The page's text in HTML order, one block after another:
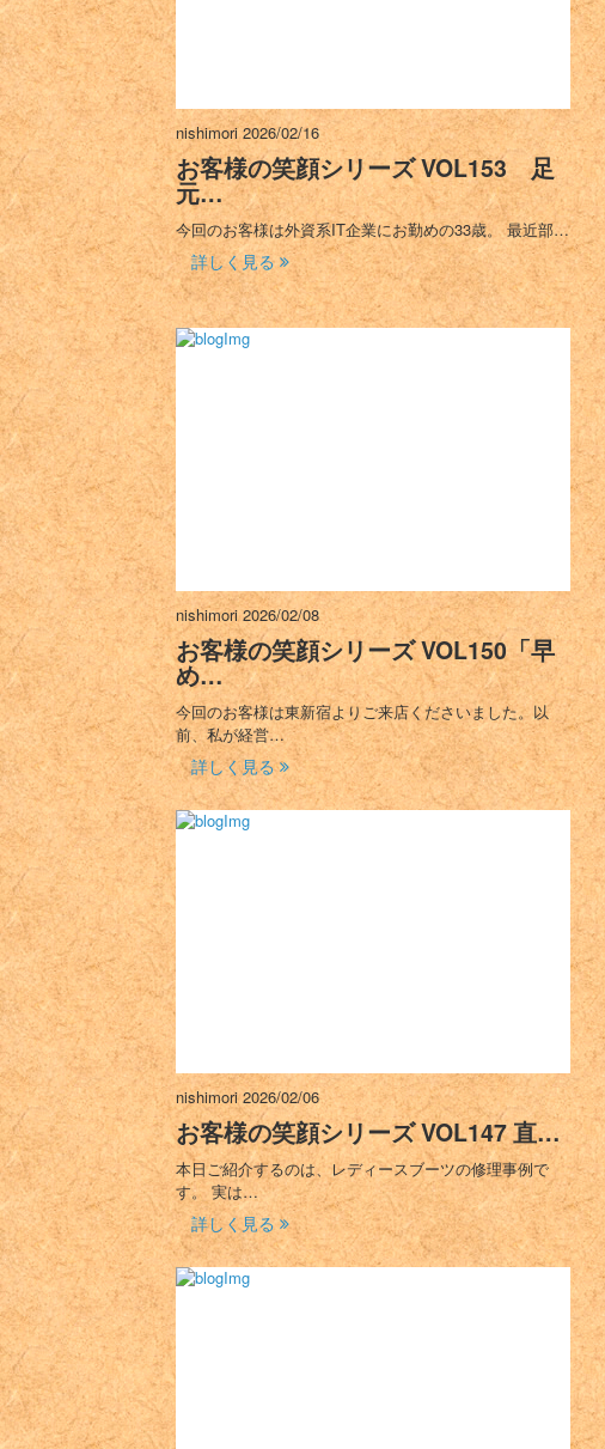
nishimori2026/02/16
お客様の笑顔シリーズ VOL153 足
元…
今回のお客様は外資系IT企業にお勤めの33歳。 最近部…
詳しく見る
nishimori2026/02/08
お客様の笑顔シリーズ VOL150「早
め…
今回のお客様は東新宿よりご来店くださいました。以
前、私が経営…
詳しく見る
nishimori2026/02/06
お客様の笑顔シリーズ VOL147 直…
本日ご紹介するのは、レディースブーツの修理事例で
す。 実は…
詳しく見る